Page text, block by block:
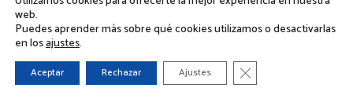
@ Boheme Sensations 2026
web.
Puedes aprender más sobre qué cookies utilizamos o desactivarlas
en losajustes.
Aceptar Rechazar Ajustes Cerrar el banner de